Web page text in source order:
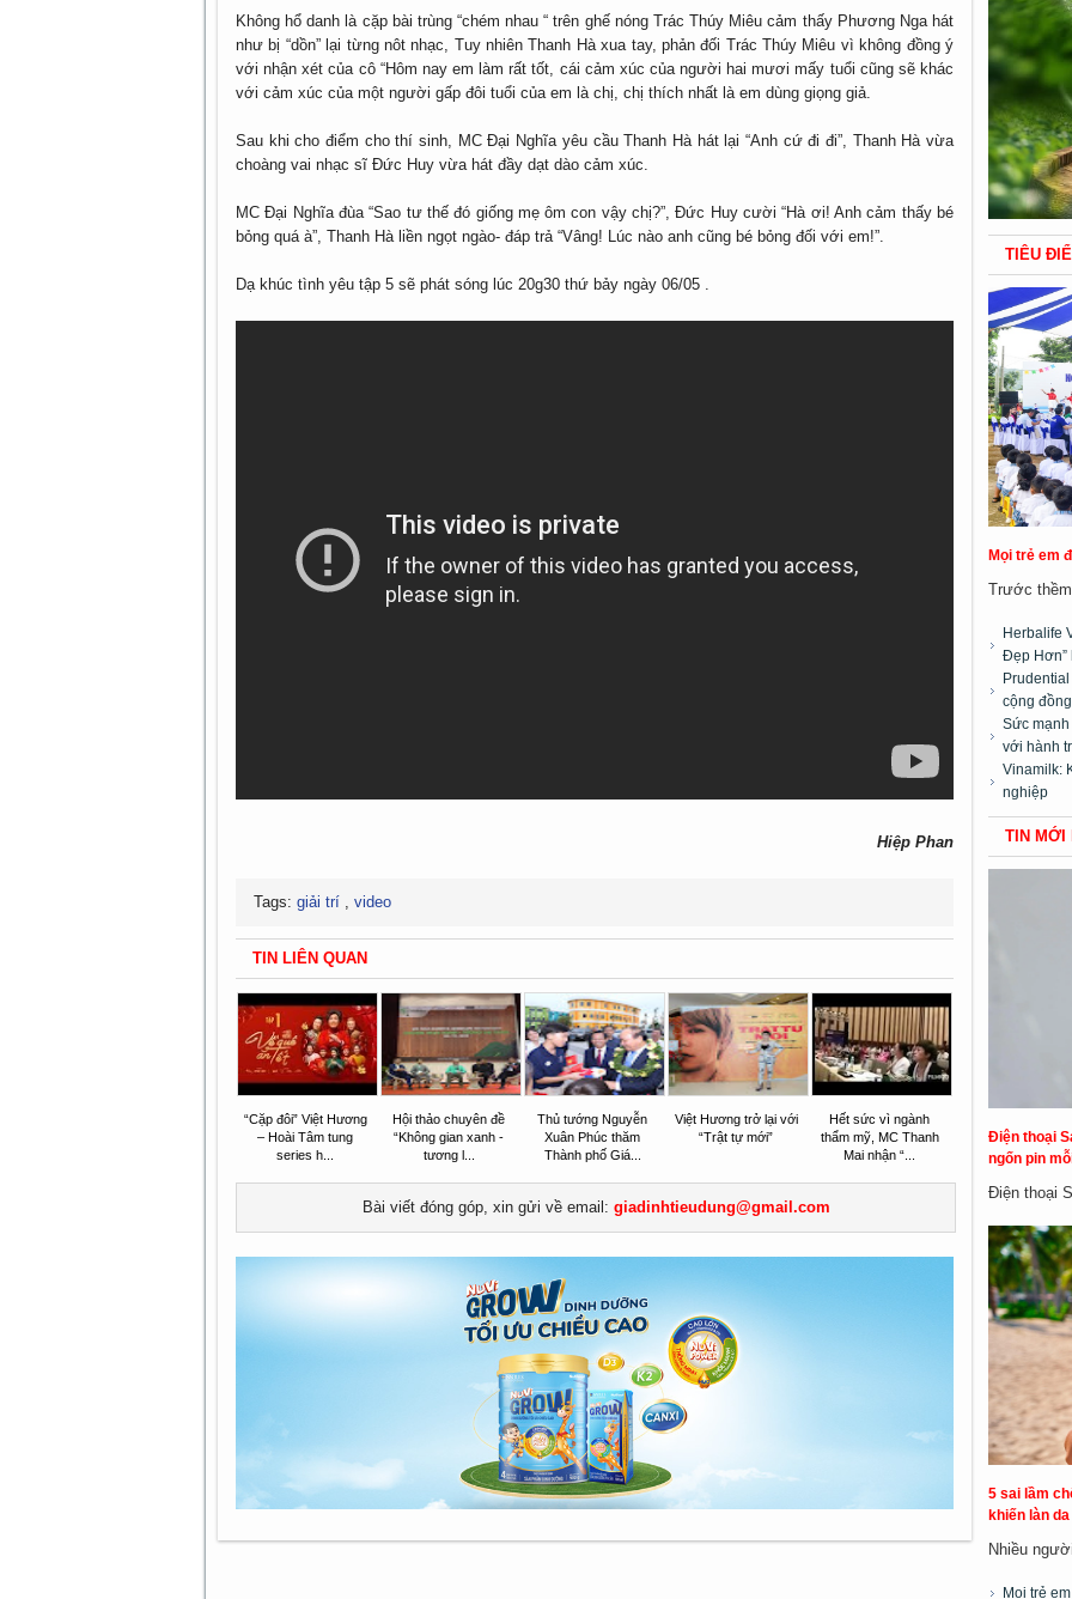
Không hổ danh là cặp bài trùng “chém nhau “ trên ghế nóng Trác Thúy Miêu cảm thấy Phương Nga hát
như bị “dồn” lại từng nôt nhạc, Tuy nhiên Thanh Hà xua tay, phản đối Trác Thúy Miêu vì không đồng ý
với nhận xét của cô “Hôm nay em làm rất tốt, cái cảm xúc của người hai mươi mấy tuổi cũng sẽ khác
với cảm xúc của một người gấp đôi tuổi của em là chị, chị thích nhất là em dùng giọng giả.
Sau khi cho điểm cho thí sinh, MC Đại Nghĩa yêu cầu Thanh Hà hát lại “Anh cứ đi đi”, Thanh Hà vừa
choàng vai nhạc sĩ Đức Huy vừa hát đầy dạt dào cảm xúc.
MC Đại Nghĩa đùa “Sao tư thế đó giống mẹ ôm con vậy chị?”, Đức Huy cười “Hà ơi! Anh cảm thấy bé
bỏng quá à”, Thanh Hà liền ngọt ngào- đáp trả “Vâng! Lúc nào anh cũng bé bỏng đối với em!”.
Dạ khúc tình yêu tập 5 sẽ phát sóng lúc 20g30 thứ bảy ngày 06/05 .
Hiệp Phan
Tags: giải trí , video
TIN LIÊN QUAN
“Cặp đôi” Việt Hương
– Hoài Tâm tung
series h...
Hội thảo chuyên đề
“Không gian xanh -
tương l...
Thủ tướng Nguyễn
Xuân Phúc thăm
Thành phố Giá...
Việt Hương trở lại với
“Trật tự mới”
Hết sức vì ngành
thẩm mỹ, MC Thanh
Mai nhận “...
Bài viết đóng góp, xin gửi về email: giadinhtieudung@gmail.com
TIÊU
Mọi trẻ em
Trước
Herbalife
Đẹp Hơn”
cộng
Sức
với hành
Vinamilk:
nghiệp
TIN MỚI
Điện thoại
ngốn pin
Điện thoại
5 sai lầm
khiến làn
Nhiều
Mọi trẻ